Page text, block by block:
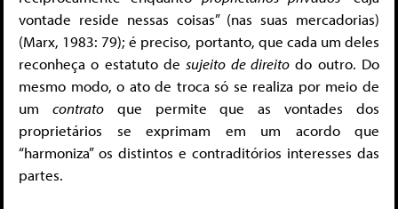
vontade reside nessas coisas” (nas suas mercadorias)
(Marx, 1983: 79); é preciso, portanto, que cada um deles
reconheça o estatuto desujeito de direito do outro. Do
mesmo modo, o ato de troca só se realiza por meio de
um contratoque permite que as vontades dos
proprietários se exprimam em um acordo que
“harmoniza” os distintos e contraditórios interesses das
partes.